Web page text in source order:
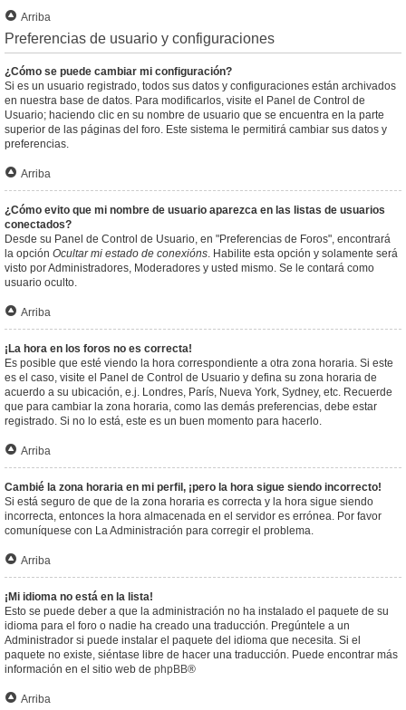
Arriba
Preferencias de usuario y configuraciones
¿Cómo se puede cambiar mi configuración?
Si es un usuario registrado, todos sus datos y configuraciones están archivados
en nuestra base de datos. Para modificarlos, visite el Panel de Control de
Usuario; haciendo clic en su nombre de usuario que se encuentra en la parte
superior de las páginas del foro. Este sistema le permitirá cambiar sus datos y
preferencias.
Arriba
¿Cómo evito que mi nombre de usuario aparezca en las listas de usuarios
conectados?
Desde su Panel de Control de Usuario, en "Preferencias de Foros", encontrará
la opción Ocultar mi estado de conexións. Habilite esta opción y solamente será
visto por Administradores, Moderadores y usted mismo. Se le contará como
usuario oculto.
Arriba
¡La hora en los foros no es correcta!
Es posible que esté viendo la hora correspondiente a otra zona horaria. Si este
es el caso, visite el Panel de Control de Usuario y defina su zona horaria de
acuerdo a su ubicación, e.j. Londres, París, Nueva York, Sydney, etc. Recuerde
que para cambiar la zona horaria, como las demás preferencias, debe estar
registrado. Si no lo está, este es un buen momento para hacerlo.
Arriba
Cambié la zona horaria en mi perfil, ¡pero la hora sigue siendo incorrecto!
Si está seguro de que de la zona horaria es correcta y la hora sigue siendo
incorrecta, entonces la hora almacenada en el servidor es errónea. Por favor
comuníquese con La Administración para corregir el problema.
Arriba
¡Mi idioma no está en la lista!
Esto se puede deber a que la administración no ha instalado el paquete de su
idioma para el foro o nadie ha creado una traducción. Pregúntele a un
Administrador si puede instalar el paquete del idioma que necesita. Si el
paquete no existe, siéntase libre de hacer una traducción. Puede encontrar más
información en el sitio web de phpBB®
Arriba